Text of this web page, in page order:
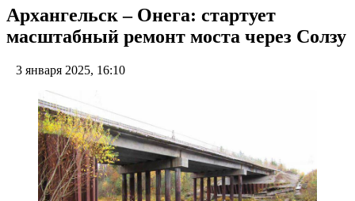
Архангельск – Онега: стартует
масштабный ремонт моста через Солзу
3 января 2025, 16:10